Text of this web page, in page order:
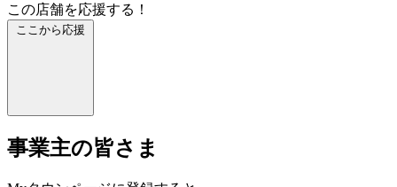
この店舗を応援する！
ここから応援
事業主の皆さま